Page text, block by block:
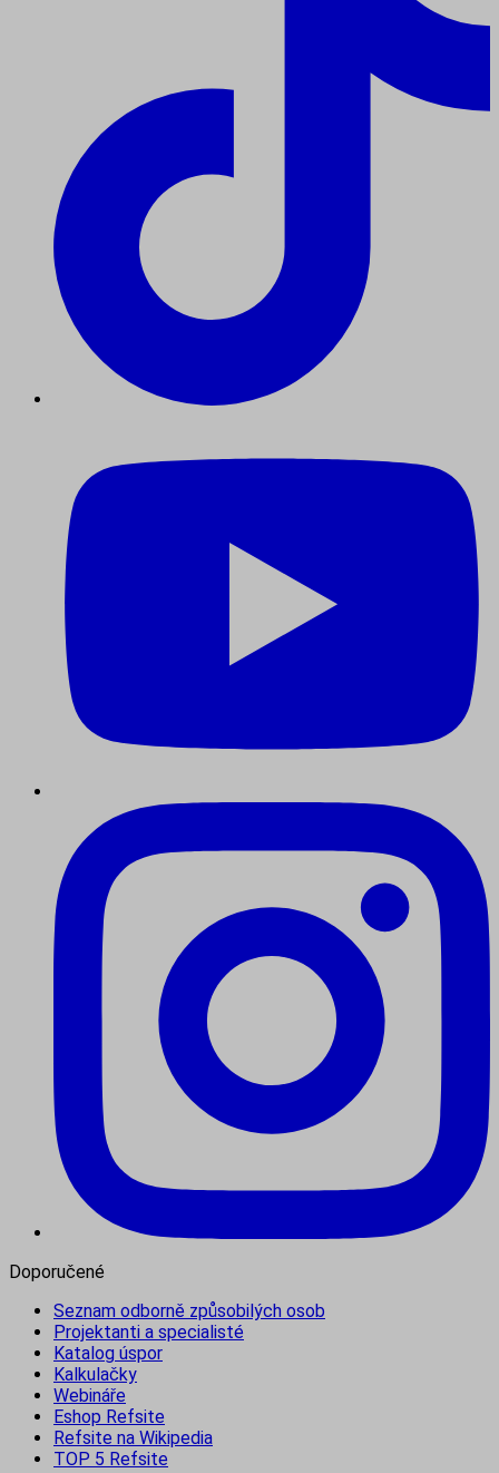
Doporučené
Seznam odborně způsobilých osob
Projektanti a specialisté
Katalog úspor
Kalkulačky
Webináře
Eshop Refsite
Refsite na Wikipedia
TOP 5 Refsite